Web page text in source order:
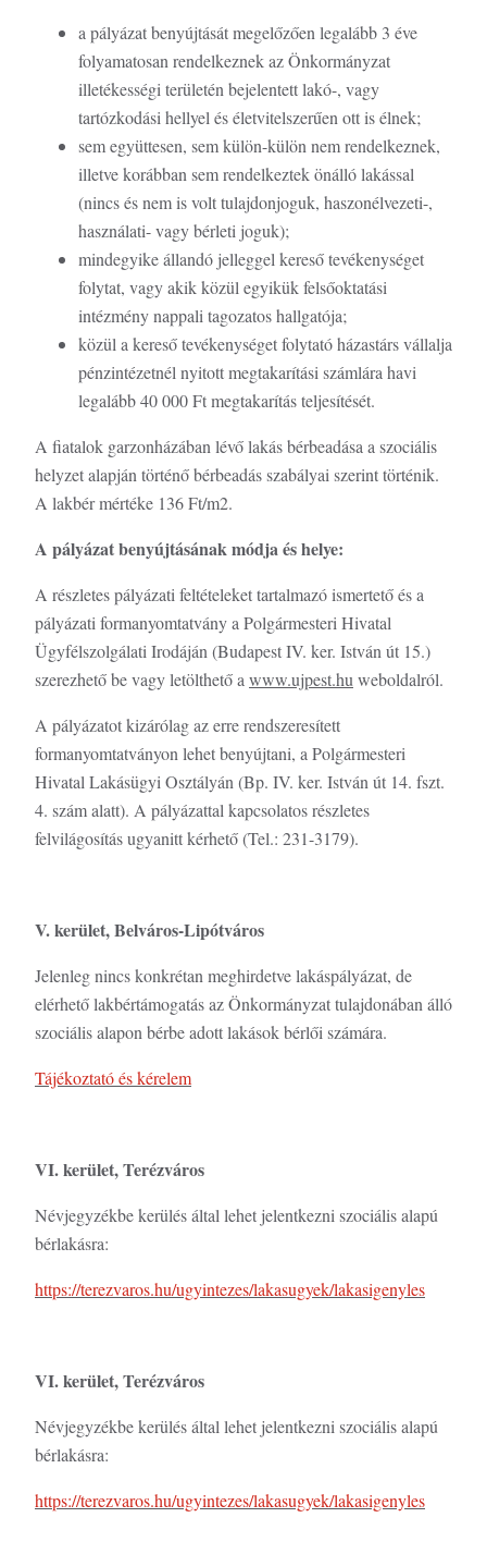
a pályázat benyújtását megelőzően legalább 3 éve
folyamatosan rendelkeznek az Önkormányzat
illetékességi területén bejelentett lakó-, vagy
tartózkodási hellyel és életvitelszerűen ott is élnek;
sem együttesen, sem külön-külön nem rendelkeznek,
illetve korábban sem rendelkeztek önálló lakással
(nincs és nem is volt tulajdonjoguk, haszonélvezeti-,
használati- vagy bérleti joguk);
mindegyike állandó jelleggel kereső tevékenységet
folytat, vagy akik közül egyikük felsőoktatási
intézmény nappali tagozatos hallgatója;
közül a kereső tevékenységet folytató házastárs vállalja
pénzintézetnél nyitott megtakarítási számlára havi
legalább 40 000 Ft megtakarítás teljesítését.
A fiatalok garzonházában lévő lakás bérbeadása a szociális
helyzet alapján történő bérbeadás szabályai szerint történik.
A lakbér mértéke 136 Ft/m2.
A pályázat benyújtásának módja és helye:
A részletes pályázati feltételeket tartalmazó ismertető és a
pályázati formanyomtatvány a Polgármesteri Hivatal
Ügyfélszolgálati Irodáján (Budapest IV. ker. István út 15.)
szerezhető be vagy letölthető a www.ujpest.hu weboldalról.
A pályázatot kizárólag az erre rendszeresített
formanyomtatványon lehet benyújtani, a Polgármesteri
Hivatal Lakásügyi Osztályán (Bp. IV. ker. István út 14. fszt.
4. szám alatt). A pályázattal kapcsolatos részletes
felvilágosítás ugyanitt kérhető (Tel.: 231-3179).
V. kerület, Belváros-Lipótváros
Jelenleg nincs konkrétan meghirdetve lakáspályázat, de
elérhető lakbértámogatás az Önkormányzat tulajdonában álló
szociális alapon bérbe adott lakások bérlői számára.
Tájékoztató és kérelem
VI. kerület, Terézváros
Névjegyzékbe kerülés által lehet jelentkezni szociális alapú
bérlakásra:
https://terezvaros.hu/ugyintezes/lakasugyek/lakasigenyles
VI. kerület, Terézváros
Névjegyzékbe kerülés által lehet jelentkezni szociális alapú
bérlakásra:
https://terezvaros.hu/ugyintezes/lakasugyek/lakasigenyles